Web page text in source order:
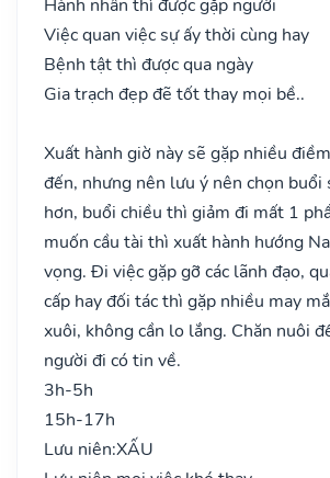
Hành nhân thì được gặp người
Việc quan việc sự ấy thời cùng hay
Bệnh tật thì được qua ngày
Gia trạch đẹp đẽ tốt thay mọi bề..
Xuất hành giờ này sẽ gặp nhiều
đến, nhưng nên lưu ý nên chọn
hơn, buổi chiều thì giảm đi mất 1
muốn cầu tài thì xuất hành hướng
vọng. Đi việc gặp gỡ các lãnh đạo,
cấp hay đối tác thì gặp nhiều may
xuôi, không cần lo lắng. Chăn nuôi
người đi có tin về.
3h-5h
15h-17h
Lưu niên:XẤU